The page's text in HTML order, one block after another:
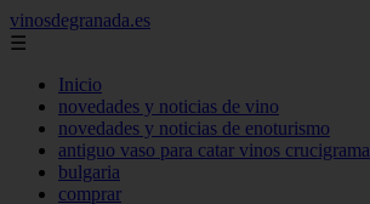
vinosdegranada.es
☰
Inicio
novedades y noticias de vino
novedades y noticias de enoturismo
antiguo vaso para catar vinos crucigrama
bulgaria
comprar